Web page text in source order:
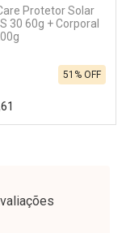
Desconto
sem Desconto
Protetor Solar
30 60g + Corporal
51% OFF